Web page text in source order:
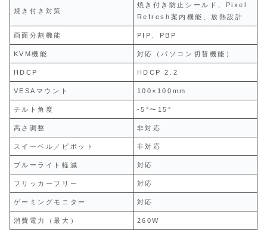
焼き付き対策
焼き付き防止シールド、Pixel
Refresh案内機能、放熱設計
画面分割機能 PIP、PBP
KVM機能 対応（パソコン切替機能）
HDCP HDCP 2.2
VESAマウント 100×100mm
チルト角度 -5°〜15°
高さ調整 非対応
スイーベル／ピボット 非対応
ブルーライト軽減 対応
フリッカーフリー 対応
ゲーミングモニター 対応
消費電力（最大） 260W